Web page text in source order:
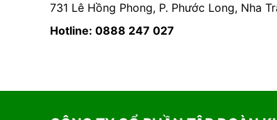
731 Lê Hồng Phong, P. Phước Long, Nha
Hotline: 0888 247 027